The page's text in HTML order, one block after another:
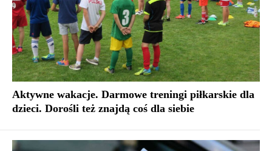
Aktywne wakacje. Darmowe treningi piłkarskie dla
dzieci. Dorośli też znajdą coś dla siebie